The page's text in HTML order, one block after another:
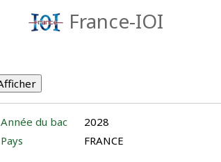
France-IOI
Année du bac
2028
Pays
FRANCE